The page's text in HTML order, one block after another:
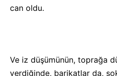
can oldu.
Ve iz düşümünün, toprağa
verdiğinde, barikatlar da,